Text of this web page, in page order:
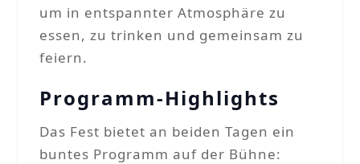
um in entspannter Atmosphäre zu
essen, zu trinken und gemeinsam zu
feiern.
Programm-Highlights
Das Fest bietet an beiden Tagen ein
buntes Programm auf der Bühne: